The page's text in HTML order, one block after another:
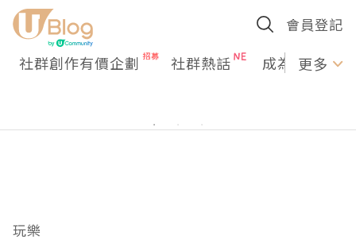
會員登記
社群創作有價企劃 社群熱話 成為U更多
玩樂